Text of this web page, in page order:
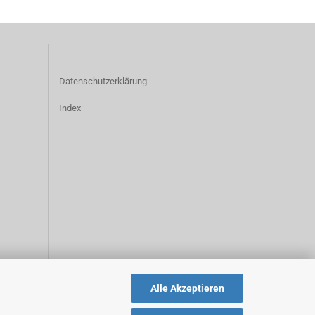
Alle Akzeptieren
Datenschutzerklärung
Index